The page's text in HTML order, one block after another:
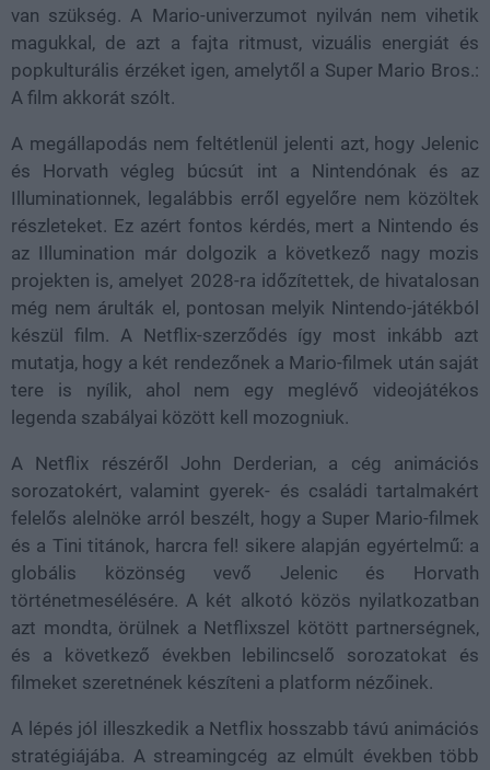
van szükség. A Mario-univerzumot nyilván nem vihetik
magukkal, de azt a fajta ritmust, vizuális energiát és
popkulturális érzéket igen, amelytől a Super Mario Bros.:
A film akkorát szólt.
A megállapodás nem feltétlenül jelenti azt, hogy Jelenic
és Horvath végleg búcsút int a Nintendónak és az
Illuminationnek, legalábbis erről egyelőre nem közöltek
részleteket. Ez azért fontos kérdés, mert a Nintendo és
az Illumination már dolgozik a következő nagy mozis
projekten is, amelyet 2028-ra időzítettek, de hivatalosan
még nem árulták el, pontosan melyik Nintendo-játékból
készül film. A Netflix-szerződés így most inkább azt
mutatja, hogy a két rendezőnek a Mario-filmek után saját
tere is nyílik, ahol nem egy meglévő videojátékos
legenda szabályai között kell mozogniuk.
A Netflix részéről John Derderian, a cég animációs
sorozatokért, valamint gyerek- és családi tartalmakért
felelős alelnöke arról beszélt, hogy a Super Mario-filmek
és a Tini titánok, harcra fel! sikere alapján egyértelmű: a
globális közönség vevő Jelenic és Horvath
történetmesélésére. A két alkotó közös nyilatkozatban
azt mondta, örülnek a Netflixszel kötött partnerségnek,
és a következő években lebilincselő sorozatokat és
filmeket szeretnének készíteni a platform nézőinek.
A lépés jól illeszkedik a Netflix hosszabb távú animációs
stratégiájába. A streamingcég az elmúlt években több